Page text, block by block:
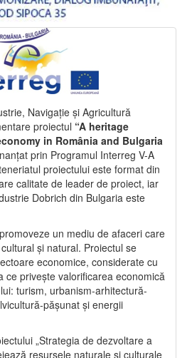
Navigație și Agricultură
proiectul “A heritage
in România and Bulgaria
prin Programul Interreg V-A
proiectului este format din
calitate de leader de proiect, iar
Dobrich din Bulgaria este
un mediu de afaceri care
și natural. Proiectul se
economice, considerate cu
ce privește valorificarea economică
turism, urbanism-arhitectură-
pășunat și energii
„Strategia de dezvoltare a
resursele naturale și culturale